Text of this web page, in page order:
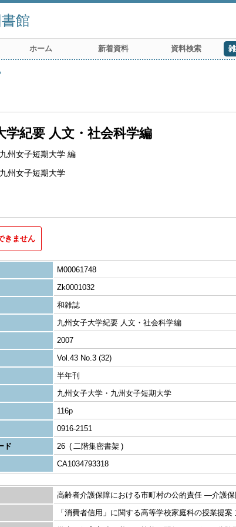
館
ホーム 新着資料 資料検索
学紀要 人文・社会科学編
州女子短期大学 編
州女子短期大学
きません
M00061748
Zk0001032
和雑誌
九州女子大学紀要 人文・社会科学編
2007
Vol.43 No.3 (32)
半年刊
九州女子大学・九州女子短期大学
116p
0916-2151
ド
26
二階集密書架
CA1034793318
高齢者介護保障における市町村の公的責任 ―介護
「消費者信用」に関する高等学校家庭科の授業提